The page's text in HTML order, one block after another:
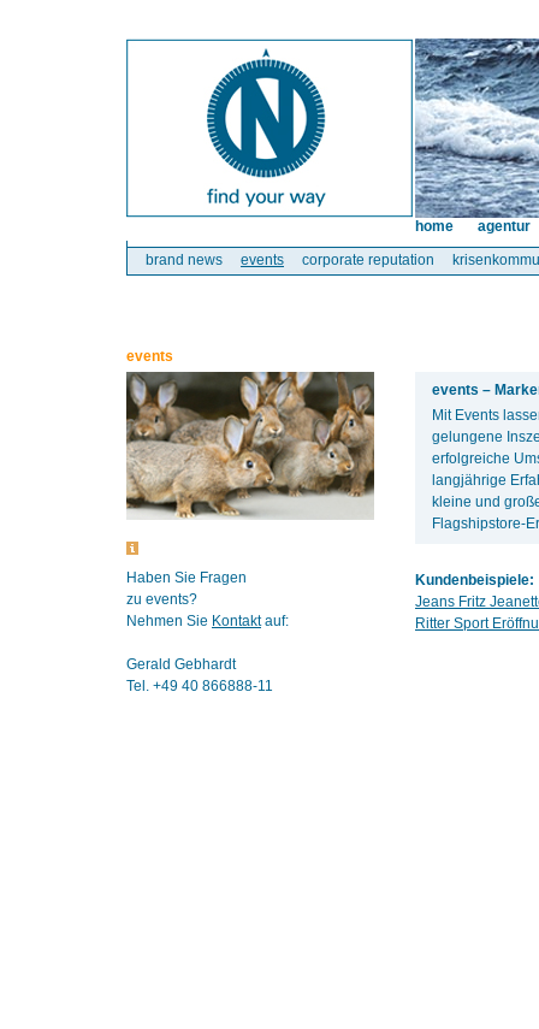
brand news events corporate reputation
home agentur
events
Haben Sie Fragen
zu events?
Nehmen Sie Kontaktauf:
Gerald Gebhardt
Tel. +49 40 866888-11
events –
Mit Events
gelungene
erfolgreiche
langjährige
kleine und
Flagshipstore-
Kundenbeispiele:
Jeans Fritz
Ritter Sport